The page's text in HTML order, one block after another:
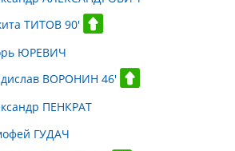
ТИТОВ 90'
ЮРЕВИЧ
ВОРОНИН 46'
ПЕНКРАТ
ГУДАЧ